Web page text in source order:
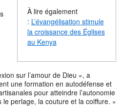
À lire également
: L’évangélisation stimule
la croissance des Églises
au Kenya
sur l’amour de Dieu », a
une formation en autodéfense et
pour atteindre l’autonomie
perlage, la couture et la coiffure. »